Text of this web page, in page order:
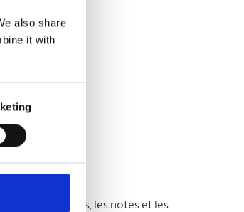
also share
it with
les reçus, les notes et les